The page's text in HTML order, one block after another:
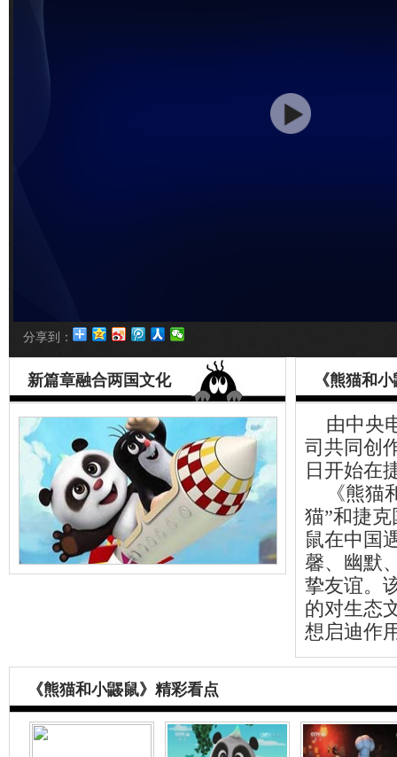
分享到：
新篇章融合两国文化 《熊猫和
由中央
司共同创
日开始在
《熊猫
猫”和捷
鼠在中国
馨、幽默
挚友谊。
的对生态
想启迪作
《熊猫和小鼹鼠》精彩看点